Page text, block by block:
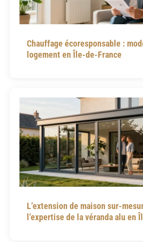
Chauffage écoresponsable :
logement en Île-de-France
L’extension de maison sur-
l’expertise de la véranda alu en